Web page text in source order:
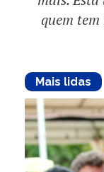
quem
Mais lidas